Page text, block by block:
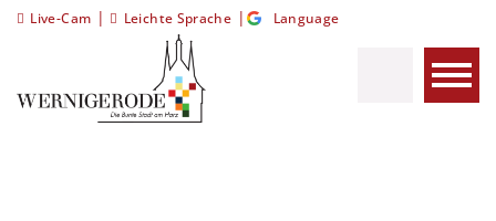
Live-Cam | Leichte Sprache | Language